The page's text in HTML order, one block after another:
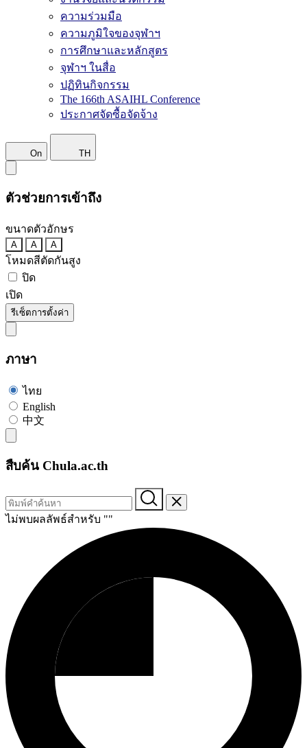
ความร่วมมือ
ความภูมิใจของจุฬาฯ
การศึกษาและหลักสูตร
จุฬาฯ ในสื่อ
ปฏิทินกิจกรรม
The 166th ASAIHL Conference
ประกาศจัดซื้อจัดจ้าง
On TH
ตัวช่วยการเข้าถึง
ขนาดตัวอักษร
A A A
โหมดสีตัดกันสูง
ปิด
เปิด
รีเซ็ตการตั้งค่า
ภาษา
ไทย
English
中文
สืบค้น Chula.ac.th
ไม่พบผลลัพธ์สำหรับ ""